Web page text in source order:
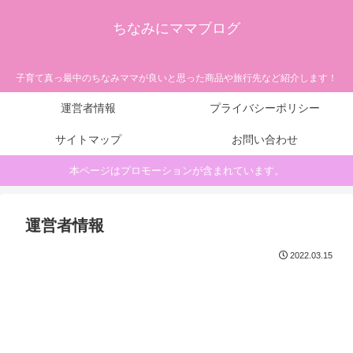
ちなみにママブログ
子育て真っ最中のちなみママが良いと思った商品や旅行先など紹介します！
運営者情報 プライバシーポリシー
サイトマップ お問い合わせ
本ページはプロモーションが含まれています。
運営者情報
2022.03.15